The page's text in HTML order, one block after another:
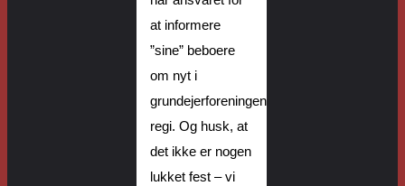
at informere
”sine” beboere
om nyt i
grundejerforeningen
regi. Og husk, at
det ikke er nogen
lukket fest – vi